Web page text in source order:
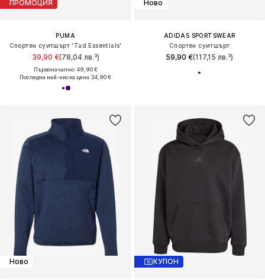
ПРОМОЦИЯ
PUMA
Спортен суитшърт 'Tad Essentials'
39,90 €(78,04 лв.³)
Първоначално: 49,90 €
Последна най-ниска цена:34,90 €
Ново
ADIDAS SPORTSWEAR
Спортен суитшърт
59,90 €(117,15 лв.³)
Ново КУПОН